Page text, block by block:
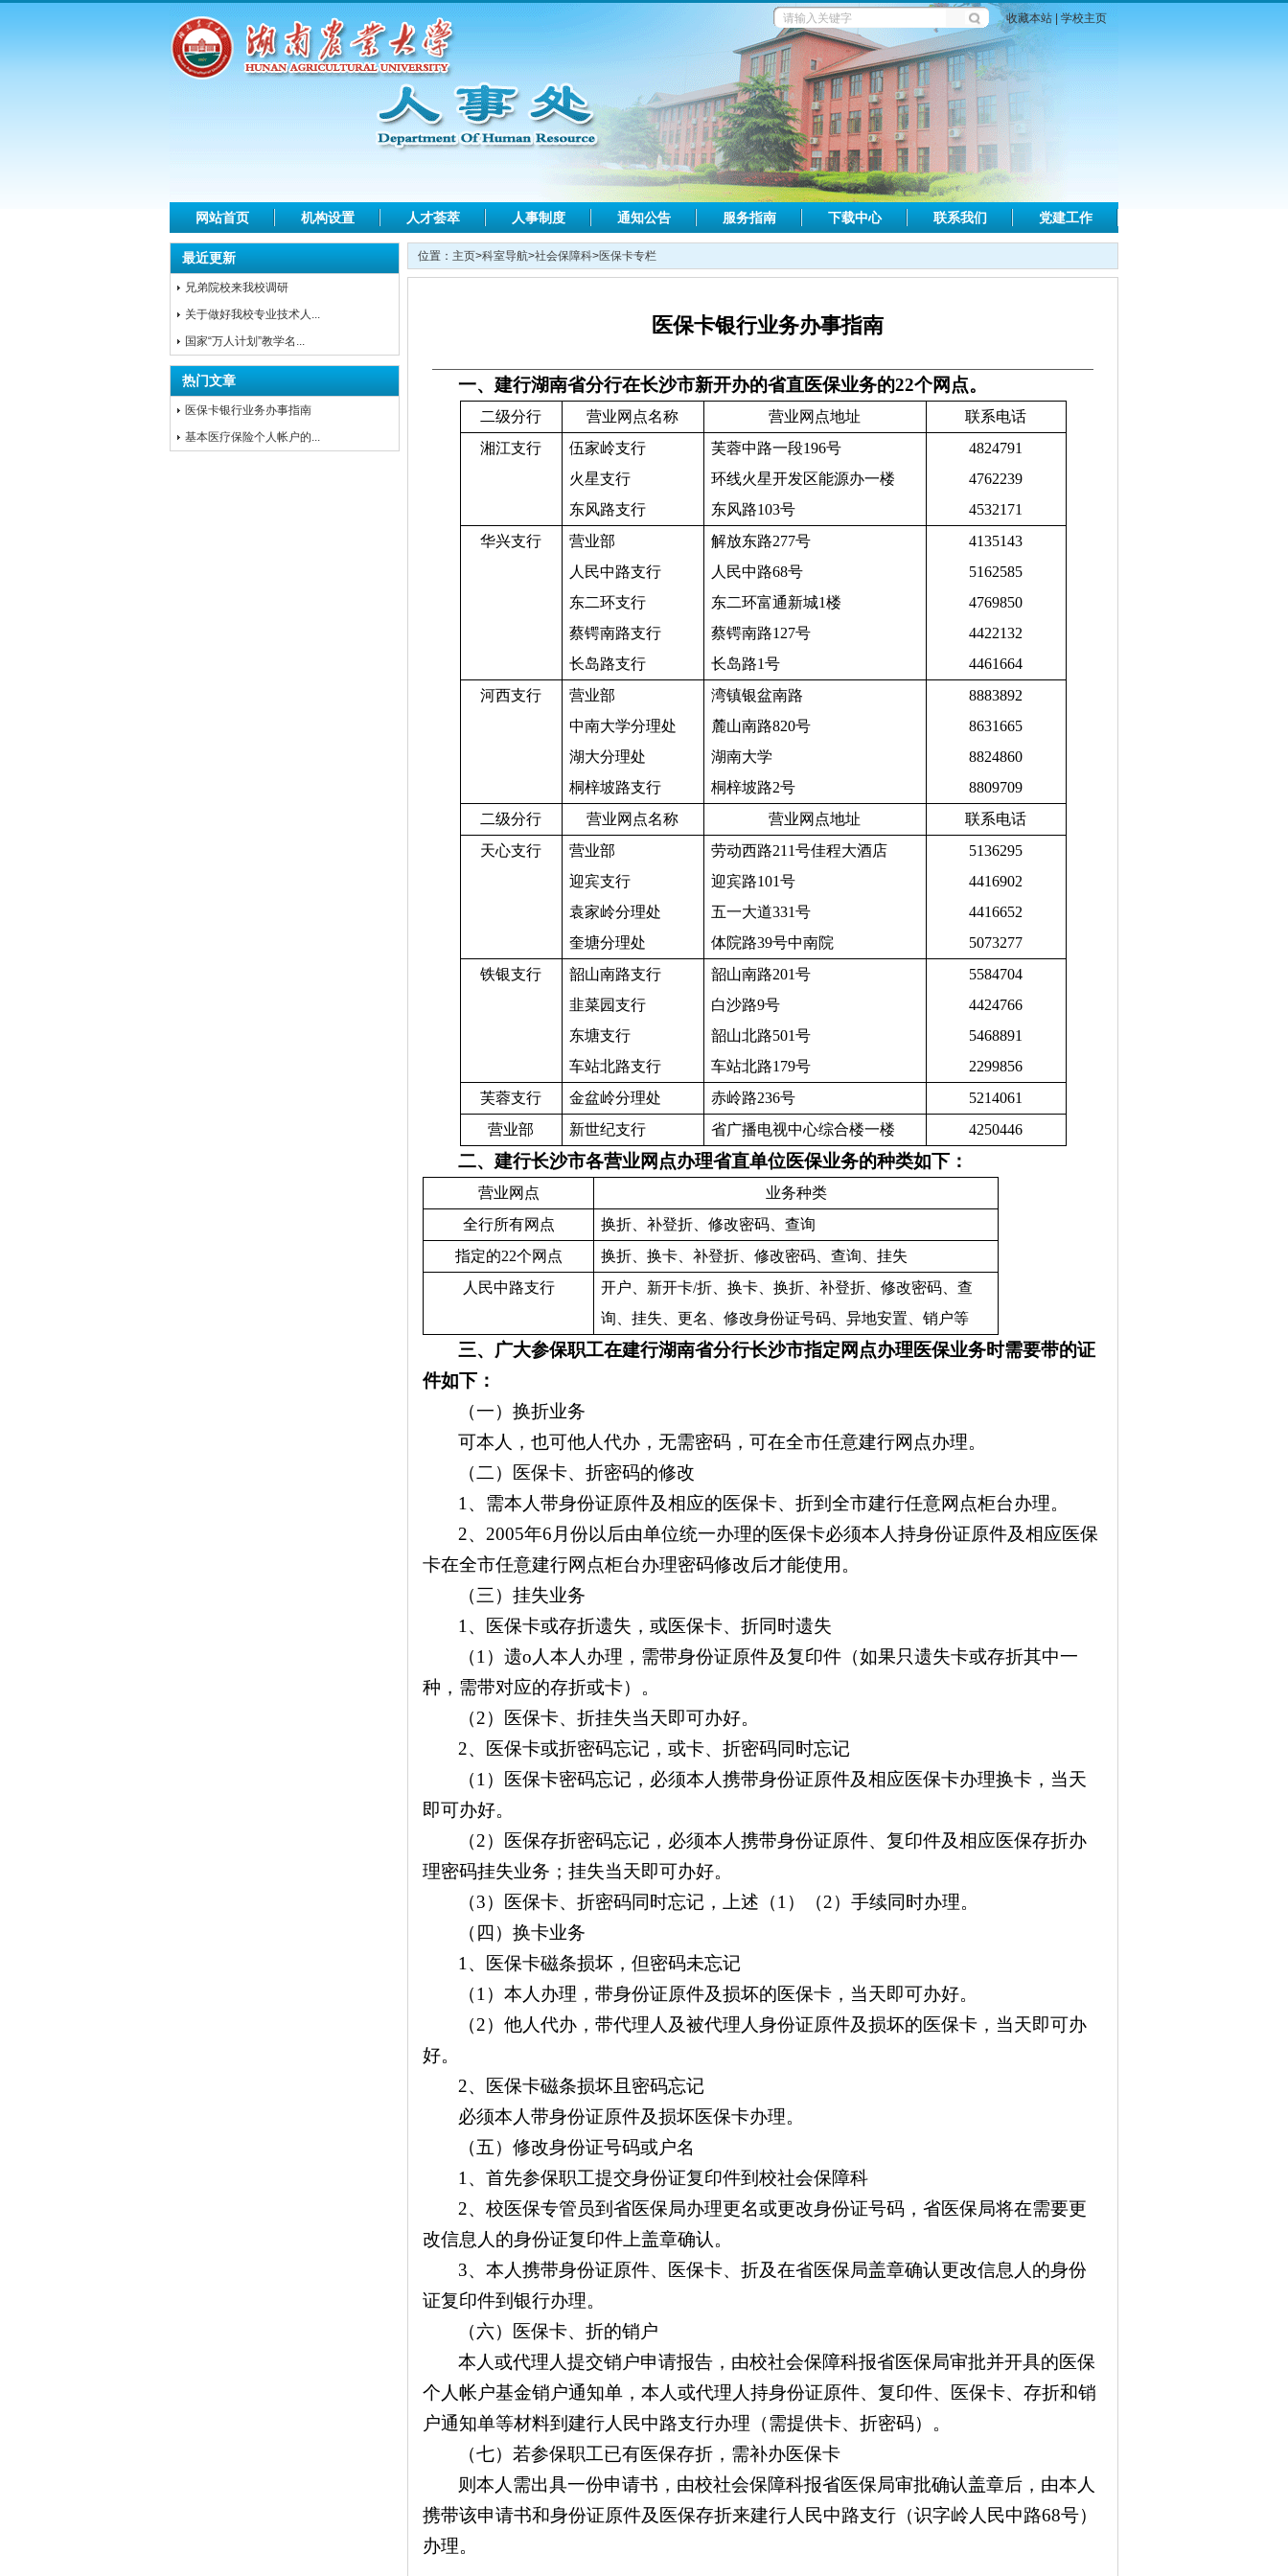
收藏本站| 学校主页
网站首页 机构设置 人才荟萃 人事制度 通知公告 服务指南 下载中心 联系我们 党建工作
最近更新
兄弟院校来我校调研
关于做好我校专业技术人...
国家“万人计划”教学名...
热门文章
医保卡银行业务办事指南
基本医疗保险个人帐户的...
位置： 主页>科室导航>社会保障科>医保卡专栏
医保卡银行业务办事指南
一、建行湖南省分行在长沙市新开办的省直医保业务的22个网点。
二级分行 营业网点名称 营业网点地址
联系电话
湘江支行
伍家岭支行
火星支行
东风路支行
芙蓉中路一段196号
环线火星开发区能源办一楼
东风路103号
4824791
4762239
4532171
华兴支行
营业部
人民中路支行
东二环支行
蔡锷南路支行
长岛路支行
解放东路277号
人民中路68号
东二环富通新城1楼
蔡锷南路127号
长岛路1号
4135143
5162585
4769850
4422132
4461664
河西支行
营业部
中南大学分理处
湖大分理处
桐梓坡路支行
湾镇银盆南路
麓山南路820号
湖南大学
桐梓坡路2号
8883892
8631665
8824860
8809709
二级分行
营业网点名称 营业网点地址
联系电话
天心支行
营业部
迎宾支行
袁家岭分理处
奎塘分理处
劳动西路211号佳程大酒店
迎宾路101号
五一大道331号
体院路39号中南院
5136295
4416902
4416652
5073277
铁银支行
韶山南路支行
韭菜园支行
东塘支行
车站北路支行
韶山南路201号
白沙路9号
韶山北路501号
车站北路179号
5584704
4424766
5468891
2299856
芙蓉支行
金盆岭分理处 赤岭路236号
5214061
营业部
新世纪支行 省广播电视中心综合楼一楼 4250446
二、建行长沙市各营业网点办理省直单位医保业务的种类如下：
营业网点
业务种类
全行所有网点
换折、补登折、修改密码、查询
指定的22个网点
换折、换卡、补登折、修改密码、查询、挂失
人民中路支行
开户、新开卡/折、换卡、换折、补登折、修改密码、查
询、挂失、更名、修改身份证号码、异地安置、销户等
三、广大参保职工在建行湖南省分行长沙市指定网点办理医保业务时需要带的证
件如下：
（一）换折业务
可本人，也可他人代办，无需密码，可在全市任意建行网点办理。
（二）医保卡、折密码的修改
1 、需本人带身份证原件及相应的医保卡、折到全市建行任意网点柜台办理。
2、 2005年6 月份以后由单位统一办理的医保卡必须本人持身份证原件及相应医保
卡在全市任意建行网点柜台办理密码修改后才能使用。
（三）挂失业务
1 、医保卡或存折遗失，或医保卡、折同时遗失
（1 ）遗o人本人办理，需带身份证原件及复印件（如果只遗失卡或存折其中一
种，需带对应的存折或卡）。
（2）医保卡、折挂失当天即可办好。
2、医保卡或折密码忘记，或卡、折密码同时忘记
（1 ）医保卡密码忘记，必须本人携带身份证原件及相应医保卡办理换卡，当天
即可办好。
（2）医保存折密码忘记，必须本人携带身份证原件、复印件及相应医保存折办
理密码挂失业务；挂失当天即可办好。
（3）医保卡、折密码同时忘记，上述（1 ）（2）手续同时办理。
（四）换卡业务
1 、医保卡磁条损坏，但密码未忘记
（1 ）本人办理，带身份证原件及损坏的医保卡，当天即可办好。
（2）他人代办，带代理人及被代理人身份证原件及损坏的医保卡，当天即可办
好。
2、医保卡磁条损坏且密码忘记
必须本人带身份证原件及损坏医保卡办理。
（五）修改身份证号码或户名
1 、首先参保职工提交身份证复印件到校社会保障科
2、校医保专管员到省医保局办理更名或更改身份证号码，省医保局将在需要更
改信息人的身份证复印件上盖章确认。
3、本人携带身份证原件、医保卡、折及在省医保局盖章确认更改信息人的身份
证复印件到银行办理。
（六）医保卡、折的销户
本人或代理人提交销户申请报告，由校社会保障科报省医保局审批并开具的医保
个人帐户基金销户通知单，本人或代理人持身份证原件、复印件、医保卡、存折和销
户通知单等材料到建行人民中路支行办理（需提供卡、折密码）。
（七）若参保职工已有医保存折，需补办医保卡
则本人需出具一份申请书，由校社会保障科报省医保局审批确认盖章后，由本人
携带该申请书和身份证原件及医保存折来建行人民中路支行（识字岭人民中路68号）
办理。